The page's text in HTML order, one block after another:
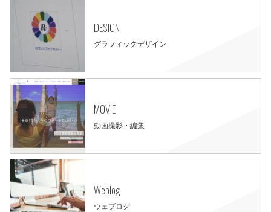
DESIGN
グラフィックデザイン
MOVIE
動画撮影・編集
Weblog
ウェブログ